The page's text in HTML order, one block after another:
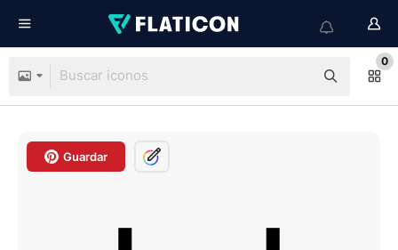
0
Guardar